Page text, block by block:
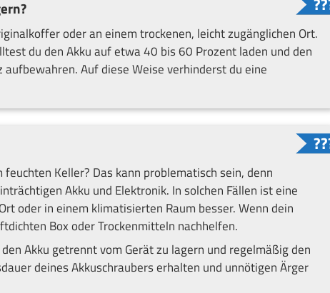
oder an einem trockenen, leicht zugänglichen Ort.
du den Akku auf etwa 40 bis 60 Prozent laden und den
Auf diese Weise verhinderst du eine
Keller? Das kann problematisch sein, denn
Akku und Elektronik. In solchen Fällen ist eine
oder in einem klimatisierten Raum besser. Wenn dein
Box oder Trockenmitteln nachhelfen.
Akku getrennt vom Gerät zu lagern und regelmäßig den
deines Akkuschraubers erhalten und unnötigen Ärger